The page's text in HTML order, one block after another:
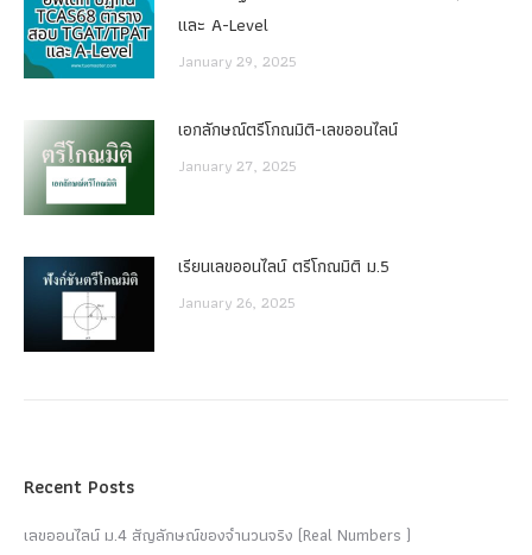
และ A-Level
January 29, 2025
เอกลักษณ์ตรีโกณมิติ-เลขออนไลน์
January 27, 2025
เรียนเลขออนไลน์ ตรีโกณมิติ ม.5
January 26, 2025
Recent Posts
เลขออนไลน์ ม.4 สัญลักษณ์ของจำนวนจริง (Real Numbers )